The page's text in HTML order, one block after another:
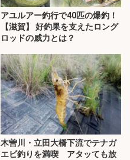
アユルアー釣行で40匹の爆釣！
【滋賀】 好釣果を支えたロング
ロッドの威力とは？
木曽川・立田大橋下流でテナガ
エビ釣りを満喫 アタッても放